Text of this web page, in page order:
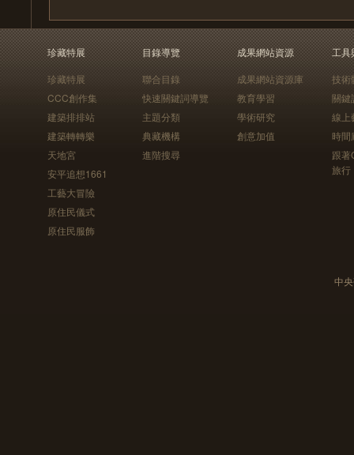
珍藏特展
珍藏特展
CCC創作集
建築排排站
建築轉轉樂
天地宮
安平追想1661
工藝大冒險
原住民儀式
原住民服飾
目錄導覽
聯合目錄
快速關鍵詞導覽
主題分類
典藏機構
進階搜尋
成果網站資源
成果網站資源庫
教育學習
學術研究
創意加值
工具
技術
關鍵
線上
時間
跟
旅行
中